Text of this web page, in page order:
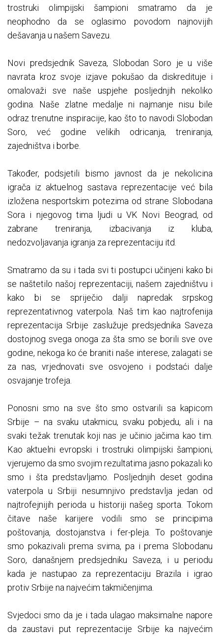
trostruki olimpijski šampioni smatramo da je
neophodno da se oglasimo povodom najnovijih
dešavanja u našem Savezu.
Novi predsjednik Saveza, Slobodan Soro je u više
navrata kroz svoje izjave pokušao da diskredituje i
omalovaži sve naše uspjehe posljednjih nekoliko
godina. Naše zlatne medalje ni najmanje nisu bile
odraz trenutne inspiracije, kao što to navodi Slobodan
Soro, već godine velikih odricanja, treniranja,
zajedništva i borbe.
Također, podsjetili bismo javnost da je nekolicina
igrača iz aktuelnog sastava reprezentacije već bila
izložena nesportskim potezima od strane Slobodana
Sora i njegovog tima ljudi u VK Novi Beograd, od
zabrane treniranja, izbacivanja iz kluba,
nedozvoljavanja igranja za reprezentaciju itd.
Smatramo da su i tada svi ti postupci učinjeni kako bi
se naštetilo našoj reprezentaciji, našem zajedništvu i
kako bi se spriječio dalji napredak srpskog
reprezentativnog vaterpola. Naš tim kao najtrofenija
reprezentacija Srbije zaslužuje predsjednika Saveza
dostojnog svega onoga za šta smo se borili sve ove
godine, nekoga ko će braniti naše interese, zalagati se
za nas, vrjednovati sve osvojeno i podstaći dalje
osvajanje trofeja.
Ponosni smo na sve što smo ostvarili sa kapicom
Srbije – na svaku utakmicu, svaku pobjedu, ali i na
svaki težak trenutak koji nas je učinio jačima kao tim.
Kao aktuelni evropski i trostruki olimpijski šampioni,
vjerujemo da smo svojim rezultatima jasno pokazali ko
smo i šta predstavljamo. Posljednjih deset godina
vaterpola u Srbiji nesumnjivo predstavlja jedan od
najtrofejnijih perioda u historiji našeg sporta. Tokom
čitave naše karijere vodili smo se principima
poštovanja, dostojanstva i fer-pleja. To poštovanje
smo pokazivali prema svima, pa i prema Slobodanu
Soro, današnjem predsjedniku Saveza, i u periodu
kada je nastupao za reprezentaciju Brazila i igrao
protiv Srbije na najvećim takmičenjima.
Svjedoci smo da je i tada ulagao maksimalne napore
da zaustavi put reprezentacije Srbije ka najvećim